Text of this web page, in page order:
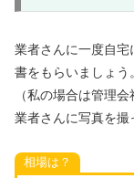
業者さんに一度自
書をもらいましょう。
（私の場合は管理
業者さんに写真を撮
相場は？